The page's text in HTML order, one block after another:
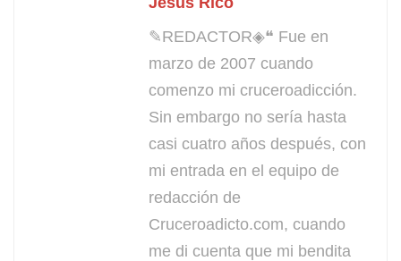
✎REDACTOR◈❝ Fue en
marzo de 2007 cuando
comenzo mi cruceroadicción.
Sin embargo no sería hasta
casi cuatro años después, con
mi entrada en el equipo de
redacción de
Cruceroadicto.com, cuando
me di cuenta que mi bendita